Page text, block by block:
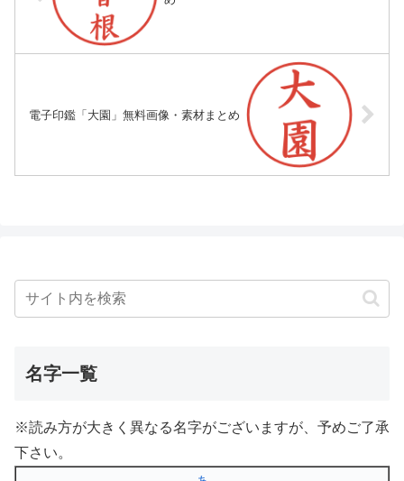
電子印鑑「大園」無料画像・素材まとめ
名字一覧
※読み方が大きく異なる名字がございますが、予めご了承
下さい。